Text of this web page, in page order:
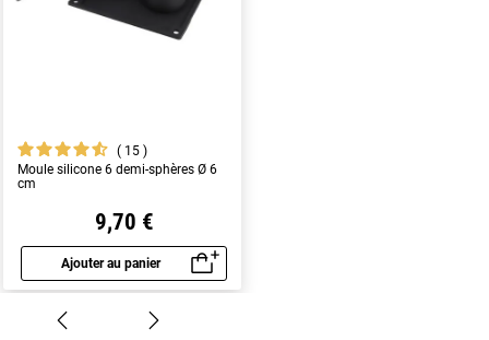
15
Moule silicone 6 demi-sphères Ø 6
cm
9,70 €
Ajouter au panier
Aperçu rapide